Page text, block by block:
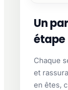
Un
étape
Chaque
et
en êtes,